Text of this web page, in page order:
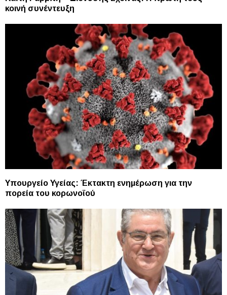
κοινή συνέντευξη
Υπουργείο Υγείας: Έκτακτη ενημέρωση για την
πορεία του κορωνοϊού